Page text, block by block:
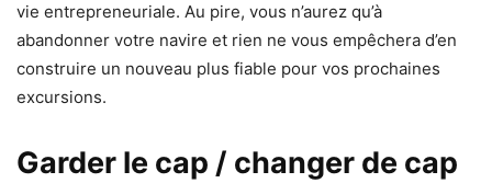
vie entrepreneuriale. Au pire, vous n’aurez qu’à
abandonner votre navire et rien ne vous empêchera d’en
construire un nouveau plus fiable pour vos prochaines
excursions.
Garder le cap / changer de cap